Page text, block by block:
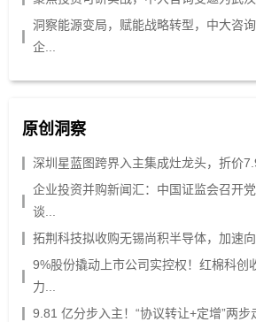
洞察能源变局，赋能战略转型，中大咨
企...
原创洞察
深圳星蓝图跨界入主集成灶龙头，折价
企业投资并购新闻汇：中国证监会召开
谈...
拓荆科技拟收购无锡尚积半导体，加速
9%股份撬动上市公司实控权！红棉科创
力...
9.81 亿分步入主！“协议转让+定增”两步